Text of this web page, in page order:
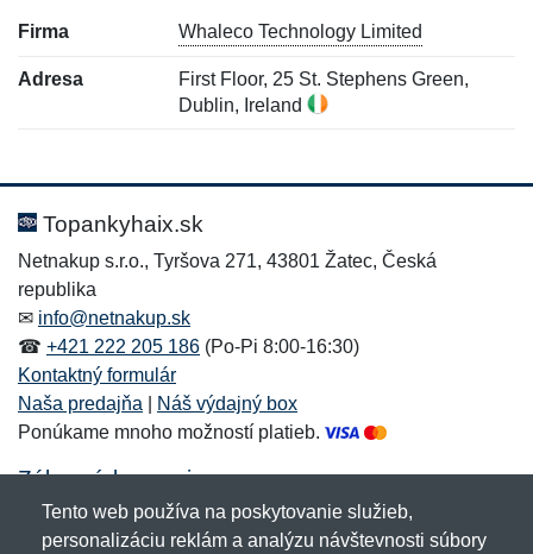
Firma Whaleco Technology Limited
Adresa
First Floor, 25 St. Stephens Green,
Dublin, Ireland
Hodnotenie:
Meno:*
E-mail:
Správa*
Meno:
E-mail:*
Správa*
Topankyhaix.sk
Netnakup s.r.o., Tyršova 271, 43801 Žatec, Česká
republika
✉ info@netnakup.sk
☎ +421 222 205 186 (Po-Pi 8:00-16:30)
Kontaktný formulár
Naša predajňa
Náš výdajný box
Ponúkame mnoho možností platieb.
Zákaznícky servis
Novinky emailom
Tento web používa na poskytovanie služieb,
personalizáciu reklám a analýzu návštevnosti súbory